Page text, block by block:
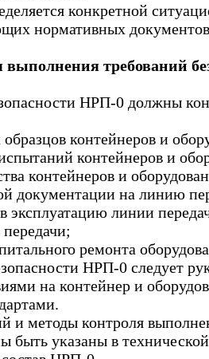
конкретной
нормативных
требований
НРП-0 должны
контейнеров и
контейнеров и
контейнеров и
документации на линию
эксплуатацию линии
ремонта
НРП-0 следует
на контейнер и
и методы контроля
быть указаны в